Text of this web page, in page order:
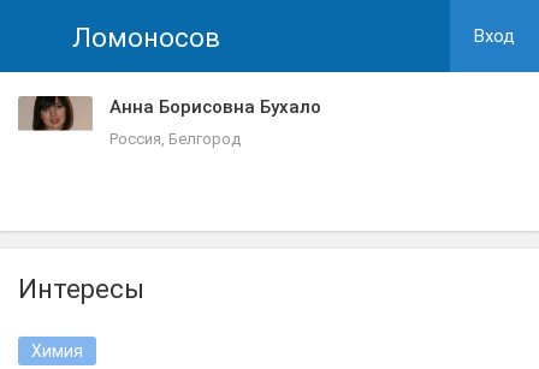
Ломоносов Вход
Анна Борисовна Бухало
Россия, Белгород
Интересы
Химия